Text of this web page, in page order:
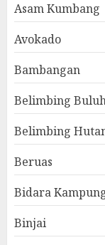
Asam Kumbang
Avokado
Bambangan
Belimbing
Belimbing
Beruas
Bidara
Binjai